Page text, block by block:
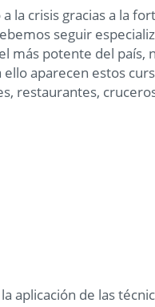
la crisis gracias a la
seguir
más potente del país,
aparecen estos
restaurantes,
aplicación de las